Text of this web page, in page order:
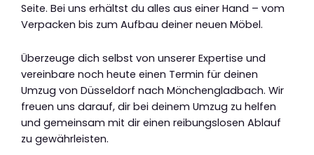
Seite. Bei uns erhältst du alles aus einer Hand – vom
Verpacken bis zum Aufbau deiner neuen Möbel.
Überzeuge dich selbst von unserer Expertise und
vereinbare noch heute einen Termin für deinen
Umzug von Düsseldorf nach Mönchengladbach. Wir
freuen uns darauf, dir bei deinem Umzug zu helfen
und gemeinsam mit dir einen reibungslosen Ablauf
zu gewährleisten.